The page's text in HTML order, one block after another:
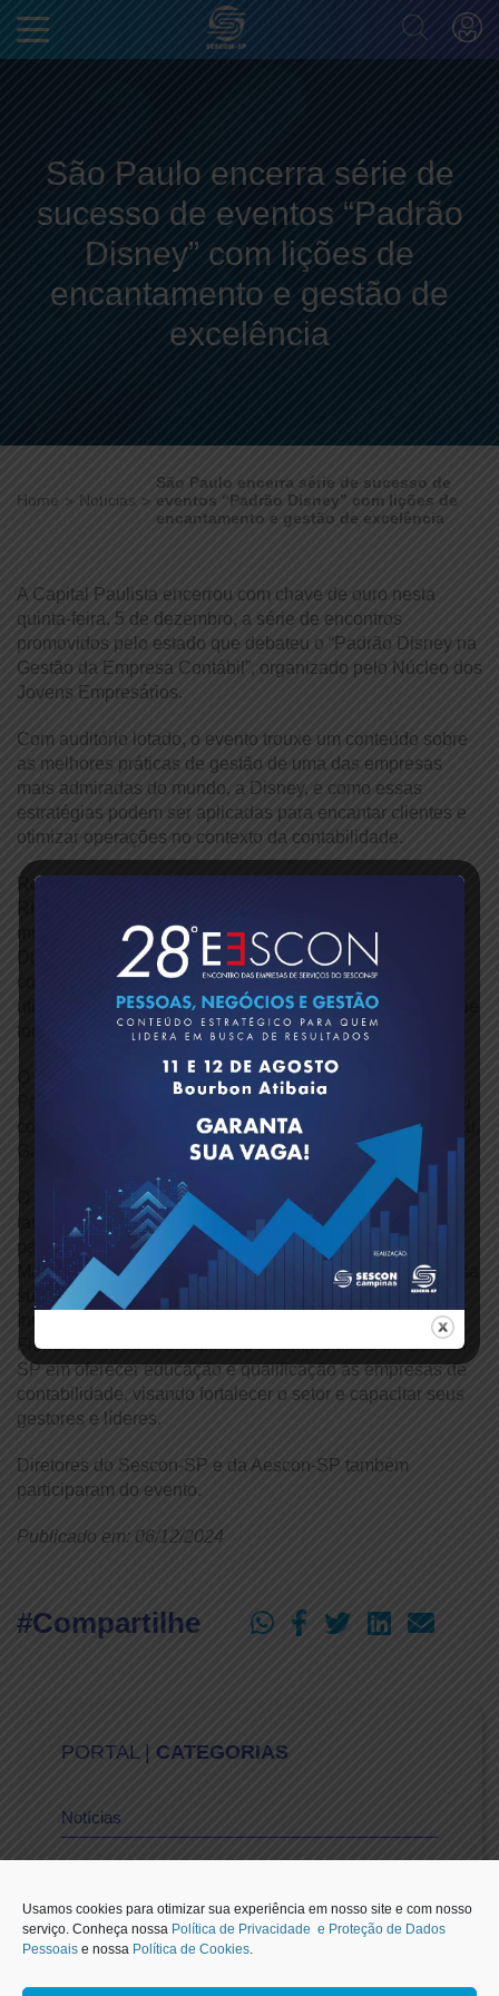
Usamos cookies para otimizar sua experiência em nosso site e com nosso
serviço. Conheça nossa Política de Privacidade e Proteção de Dados
Pessoais e nossa Política de Cookies.
São Paulo encerra série de
sucesso de eventos “Padrão
Disney” com lições de
encantamento e gestão de
excelência
Home Notícias
São Paulo encerra série de sucesso de
eventos “Padrão Disney” com lições de
encantamento e gestão de excelência
A Capital Paulista encerrou com chave de ouro nesta
quinta-feira, 5 de dezembro, a série de encontros
promovidos pelo estado que debateu o “Padrão Disney na
Gestão da Empresa Contábil”, organizado pelo Núcleo dos
Jovens Empresários.
Com auditório lotado, o evento trouxe um conteúdo sobre
as melhores práticas de gestão de uma das empresas
mais admiradas do mundo, a Disney, e como essas
estratégias podem ser aplicadas para encantar clientes e
otimizar operações no contexto da contabilidade.
Rodolfo Mazzola, empresário contábil e especialista em
mundo, compartilhou sua experiência e ensinamentos.
Durante sua apresentação, trouxe dicas práticas sobre
como transformar a gestão das empresas contábeis,
utilizando os princípios de excelência e encantamento que
tornaram a Disney uma referência mundial.
O Diretor do Sescon-SP e Coordenador do NJE, Erich
com a participação do Diretor Regional da entidade em Itu,
O presidente do Sescon-SP, Carlos Alberto Baptistão,
também marcou presença e falou da importância da
participação em eventos, lembrando que a inspiração de
Mazzola para adotar os princípios Disney em sua empresa
surgiu durante a primeira edição do Seminário
Flórida. Com isso, ele afirmou o compromisso do Sescon-
SP em oferecer educação e qualificação às empresas de
contabilidade, visando fortalecer o setor e capacitar seus
gestores e líderes.
Diretores do Sescon-SP e da Aescon-SP também
participaram do evento.
Publicado em: 06/12/2024
#Compartilhe
PORTAL | CATEGORIAS
Notícias